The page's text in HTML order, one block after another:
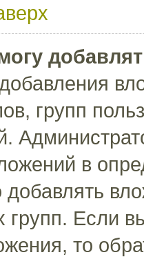
групп
в
добавлять
групп. Если
то